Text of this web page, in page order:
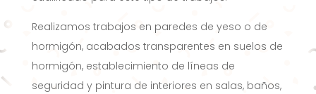
Realizamos trabajos en paredes de yeso o de
hormigón, acabados transparentes en suelos de
hormigón, establecimiento de líneas de
seguridad y pintura de interiores en salas, baños,